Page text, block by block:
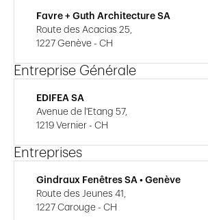
Favre + Guth Architecture SA
Route des Acacias 25,
1227 Genève - CH
Entreprise Générale
EDIFEA SA
Avenue de l'Etang 57,
1219 Vernier - CH
Entreprises
Gindraux Fenêtres SA • Genève
Route des Jeunes 41,
1227 Carouge - CH